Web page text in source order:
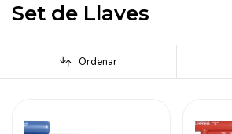
Set de Llaves
Ordenar